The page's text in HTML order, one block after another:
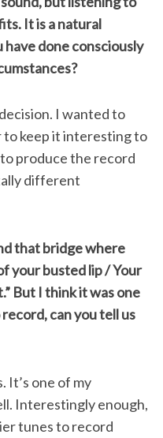
It is a natural
done consciously
I wanted to
to keep it interesting to
produce the record
different
that bridge where
your busted lip / Your
But I think it was one
can you tell us
It’s one of my
Interestingly enough,
tunes to record